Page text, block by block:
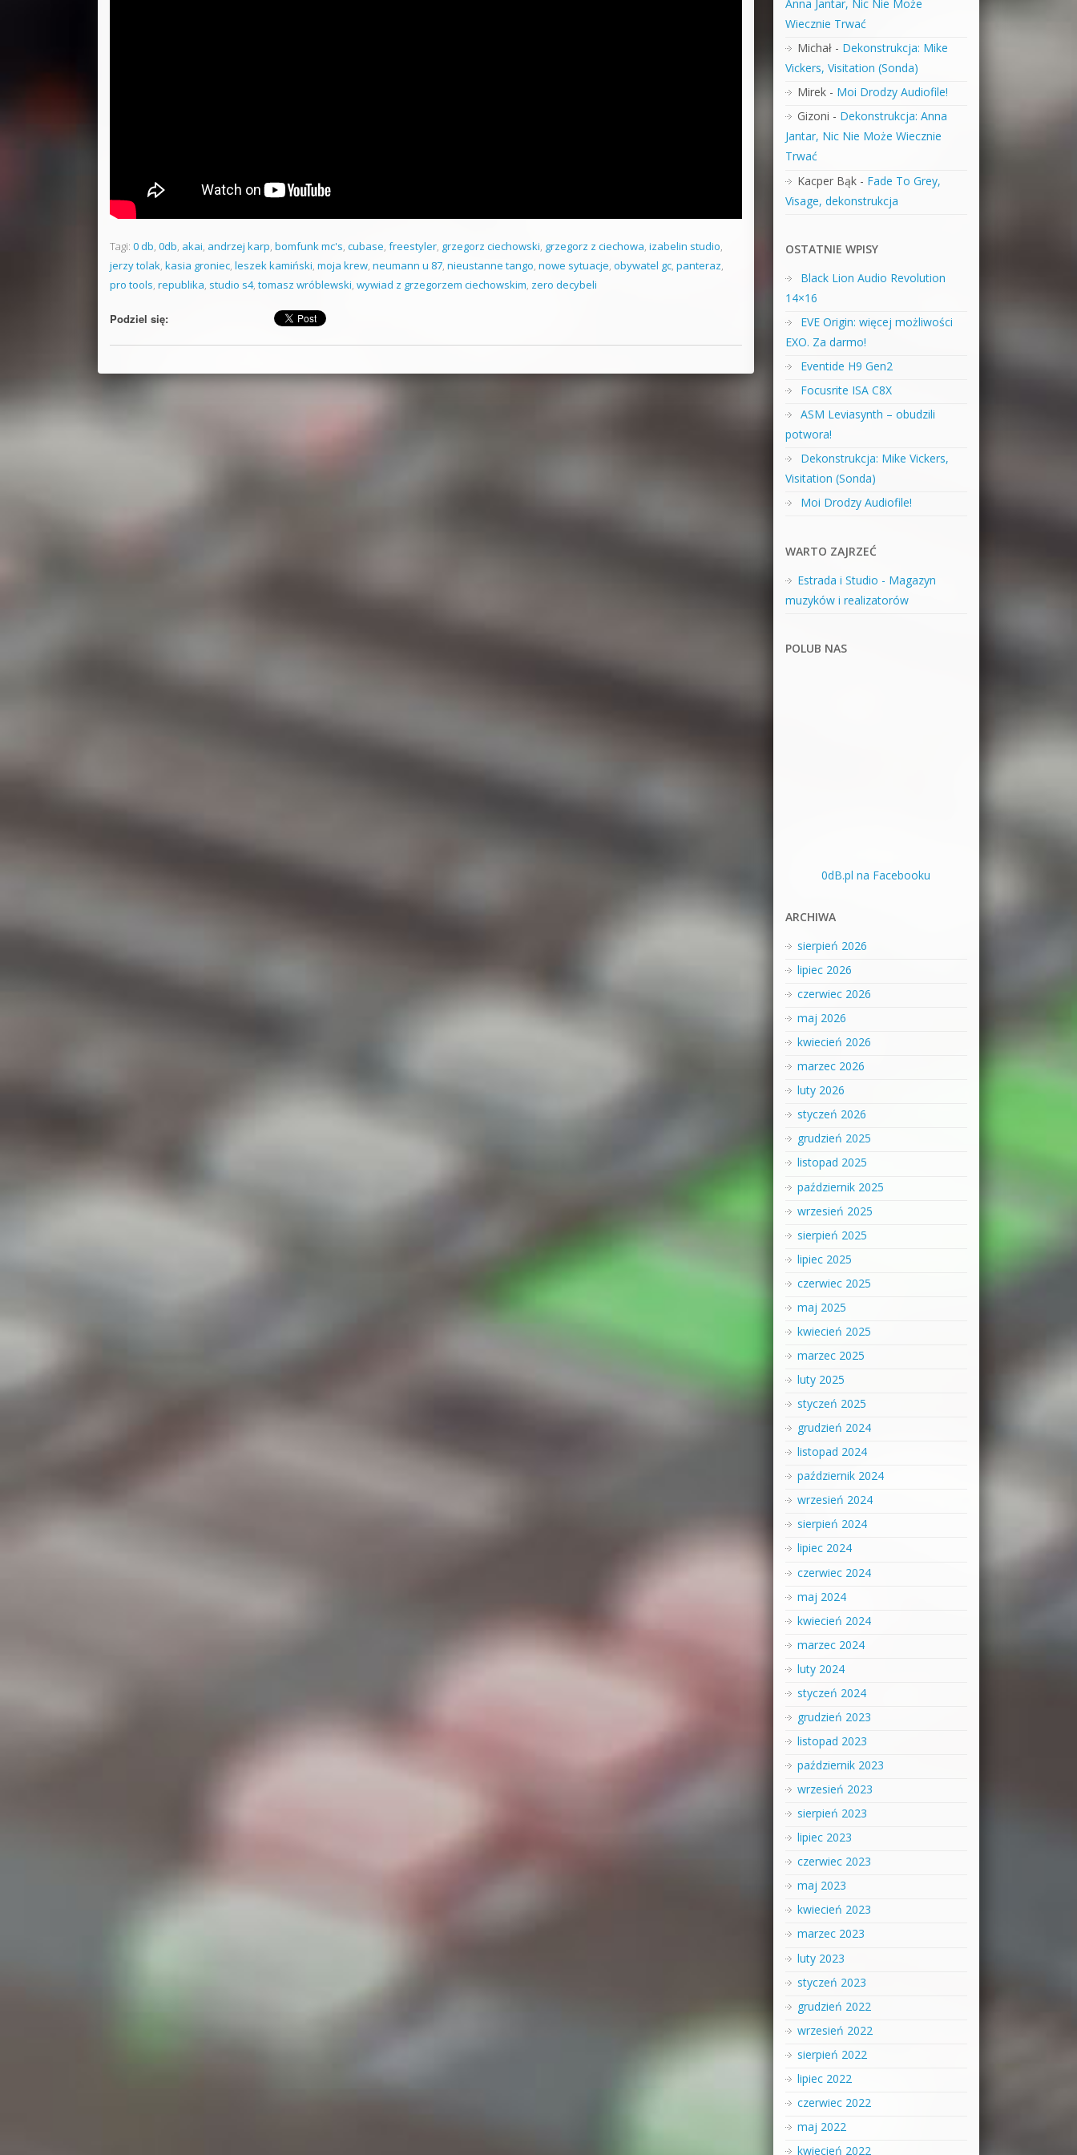
Tagi: 0 db, 0db, akai, andrzej karp, bomfunk mc's, cubase, freestyler, grzegorz ciechowski, grzegorz z ciechowa, izabelin studio,
jerzy tolak, kasia groniec, leszek kamiński, moja krew, neumann u 87, nieustanne tango, nowe sytuacje, obywatel gc, panteraz,
pro tools, republika, studio s4, tomasz wróblewski, wywiad z grzegorzem ciechowskim, zero decybeli
Podziel się:
Anna Jantar, Nic Nie Może
Wiecznie Trwać
Michał- Dekonstrukcja: Mike
Vickers, Visitation (Sonda)
Mirek- Moi Drodzy Audiofile!
Gizoni - Dekonstrukcja: Anna
Jantar, Nic Nie Może Wiecznie
Trwać
Kacper Bąk- Fade To Grey,
Visage, dekonstrukcja
OSTATNIE WPISY
Black Lion Audio Revolution
14×16
EVE Origin: więcej możliwości
EXO. Za darmo!
Eventide H9 Gen2
Focusrite ISA C8X
ASM Leviasynth – obudzili
potwora!
Dekonstrukcja: Mike Vickers,
Visitation (Sonda)
Moi Drodzy Audiofile!
WARTO ZAJRZEĆ
Estrada i Studio - Magazyn
muzyków i realizatorów
POLUB NAS
0dB.pl na Facebooku
ARCHIWA
sierpień 2026
lipiec 2026
czerwiec 2026
maj 2026
kwiecień 2026
marzec 2026
luty 2026
styczeń 2026
grudzień 2025
listopad 2025
październik 2025
wrzesień 2025
sierpień 2025
lipiec 2025
czerwiec 2025
maj 2025
kwiecień 2025
marzec 2025
luty 2025
styczeń 2025
grudzień 2024
listopad 2024
październik 2024
wrzesień 2024
sierpień 2024
lipiec 2024
czerwiec 2024
maj 2024
kwiecień 2024
marzec 2024
luty 2024
styczeń 2024
grudzień 2023
listopad 2023
październik 2023
wrzesień 2023
sierpień 2023
lipiec 2023
czerwiec 2023
maj 2023
kwiecień 2023
marzec 2023
luty 2023
styczeń 2023
grudzień 2022
wrzesień 2022
sierpień 2022
lipiec 2022
czerwiec 2022
maj 2022
kwiecień 2022